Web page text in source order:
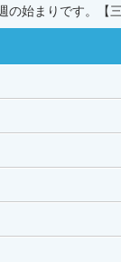
の始まりです。【